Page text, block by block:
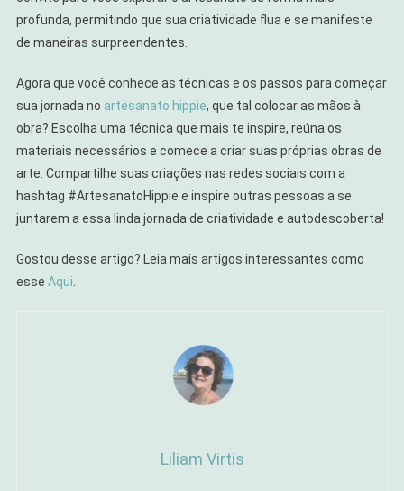
profunda, permitindo que sua criatividade flua e se manifeste
de maneiras surpreendentes.
Agora que você conhece as técnicas e os passos para começar
sua jornada no artesanato hippie, que tal colocar as mãos à
obra? Escolha uma técnica que mais te inspire, reúna os
materiais necessários e comece a criar suas próprias obras de
arte. Compartilhe suas criações nas redes sociais com a
hashtag #ArtesanatoHippie e inspire outras pessoas a se
juntarem a essa linda jornada de criatividade e autodescoberta!
Gostou desse artigo? Leia mais artigos interessantes como
esse Aqui.
Liliam Virtis